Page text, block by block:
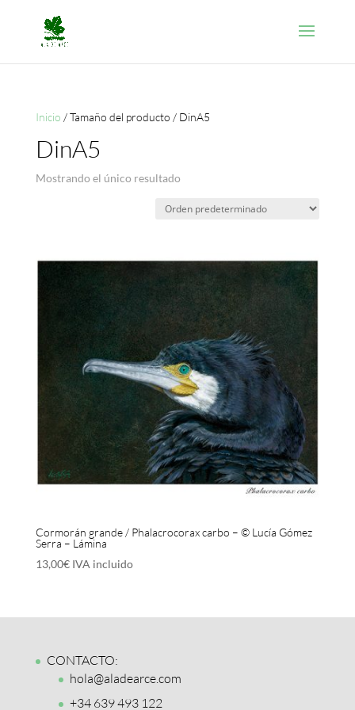
Inicio / Tamaño del producto / DinA5
DinA5
Mostrando el único resultado
Cormorán grande / Phalacrocorax carbo – © Lucía Gómez
Serra – Lámina
13,00€ IVA incluido
CONTACTO:
hola@aladearce.com
+34 639 493 122